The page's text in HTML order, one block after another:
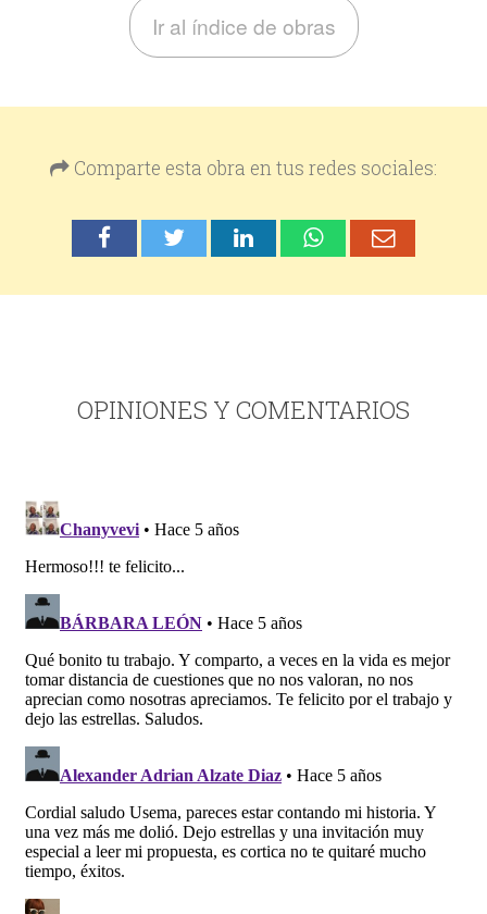
Ir al índice de obras
Comparte esta obra en tus redes sociales:
OPINIONES Y COMENTARIOS